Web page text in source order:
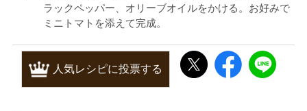
ラックペッパー、オリーブオイルをかける。お好みで
ミニトマトを添えて完成。
人気レシピに投票する